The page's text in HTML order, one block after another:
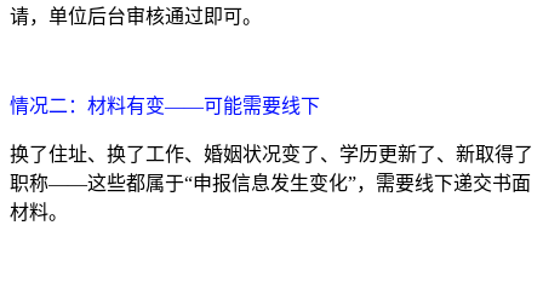
请，单位后台审核通过即可。
情况二：材料有变——可能需要线下
换了住址、换了工作、婚姻状况变了、学历更新了、新取得了
职称——这些都属于“申报信息发生变化”，需要线下递交书面
材料。